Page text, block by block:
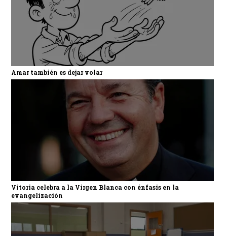
Amar también es dejar volar
Vitoria celebra a la Virgen Blanca con énfasis en la
evangelización